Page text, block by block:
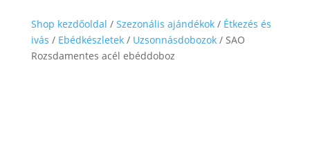
Shop kezdőoldal / Szezonális ajándékok/ Étkezés és
ivás / Ebédkészletek/ Uzsonnásdobozok/ SAO
Rozsdamentes acél ebéddoboz